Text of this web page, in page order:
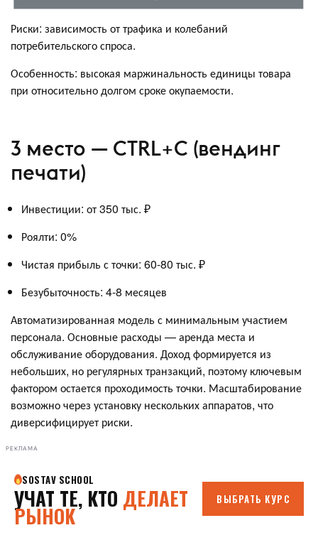
Риски: зависимость от трафика и колебаний
потребительского спроса.
Особенность: высокая маржинальность единицы товара
при относительно долгом сроке окупаемости.
3 место — CTRL+C (вендинг
печати)
Инвестиции: от 350 тыс. ₽
Роялти: 0%
Чистая прибыль с точки: 60-80 тыс. ₽
Безубыточность: 4-8 месяцев
Автоматизированная модель с минимальным участием
персонала. Основные расходы — аренда места и
обслуживание оборудования. Доход формируется из
небольших, но регулярных транзакций, поэтому ключевым
фактором остается проходимость точки. Масштабирование
возможно через установку нескольких аппаратов, что
диверсифицирует риски.
РЕКЛАМА